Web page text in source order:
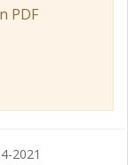
over:
PDF
2021